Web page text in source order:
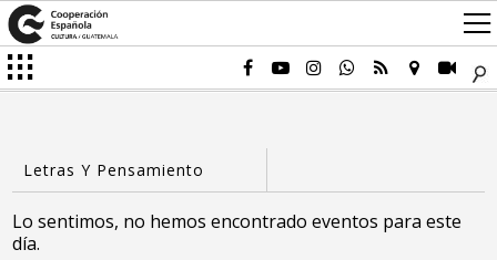
Lo sentimos, no hemos encontrado eventos para este
día.